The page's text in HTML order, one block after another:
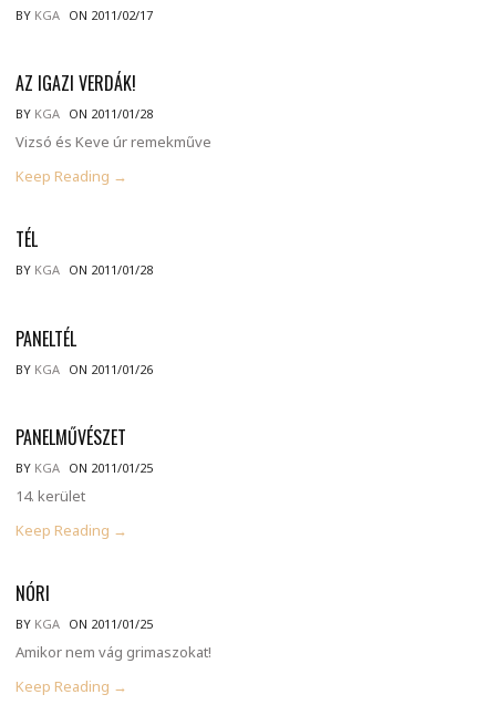
BY KGA ON 2011/02/17
AZ IGAZI VERDÁK!
BY KGA ON 2011/01/28
Vizsó és Keve úr remekműve
Keep Reading →
TÉL
BY KGA ON 2011/01/28
PANELTÉL
BY KGA ON 2011/01/26
PANELMŰVÉSZET
BY KGA ON 2011/01/25
14. kerület
Keep Reading →
NÓRI
BY KGA ON 2011/01/25
Amikor nem vág grimaszokat!
Keep Reading →